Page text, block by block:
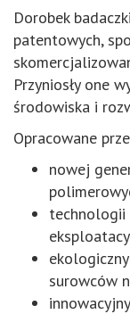
Dorobek
patentowych,
Przyniosły one
środowiska i
Opracowane
nowej
technologii
surowców